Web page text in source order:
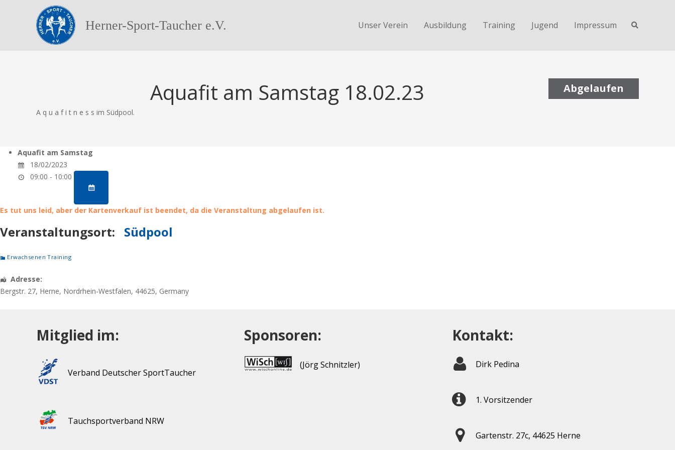
Herner-Sport-Taucher e.V. Unser Verein Ausbildung Training Jugend Impressum
Abgelaufen
Aquafit am Samstag 18.02.23
A q u a f i t n e s s im Südpool.
Aquafit am Samstag
18/02/2023
09:00 - 10:00
Es tut uns leid, aber der Kartenverkauf ist beendet, da die Veranstaltung abgelaufen ist.
Veranstaltungsort: Südpool
Erwachsenen Training
Adresse:
Bergstr. 27, Herne, Nordrhein-Westfalen, 44625, Germany
Mitglied im:
Verband Deutscher SportTaucher
Tauchsportverband NRW
Sponsoren:
(Jörg Schnitzler)
Kontakt:
Dirk Pedina
1. Vorsitzender
Gartenstr. 27c, 44625 Herne